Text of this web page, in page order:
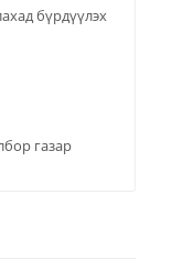
бүрдүүлэх
газар